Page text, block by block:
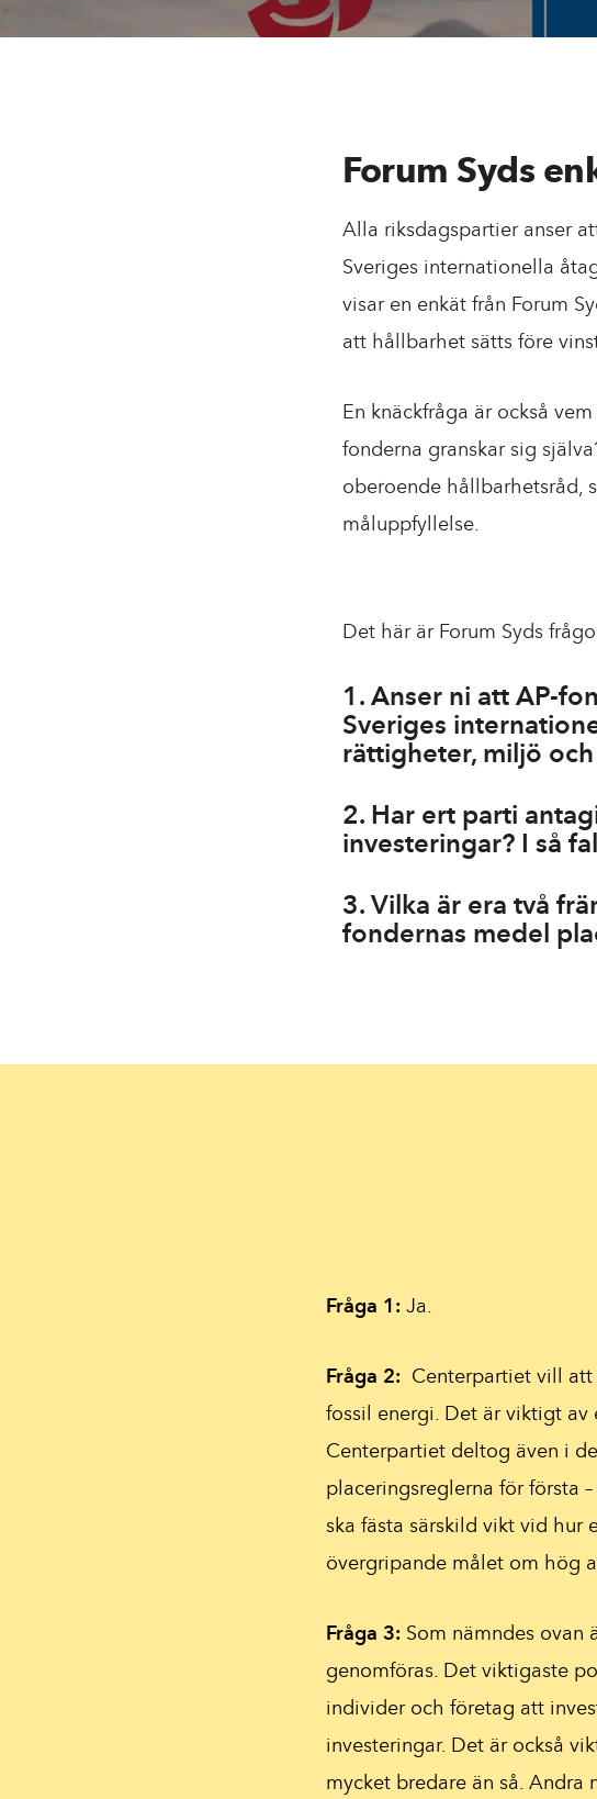
Forum Syds
Alla riksdagspartier anser
Sveriges internationella
visar en enkät från Forum
att hållbarhet sätts före
En knäckfråga är också
fonderna granskar sig
oberoende hållbarhetsråd,
måluppfyllelse.
Det här är Forum Syds
1. Anser ni att AP-
Sveriges
rättigheter, miljö
2. Har ert parti
investeringar? I så
3. Vilka är era två
fondernas medel
Fråga 1: Ja.
Fråga 2: Centerpartiet vill att
fossil energi. Det är viktigt av
Centerpartiet deltog även i
placeringsreglerna för första
ska fästa särskild vikt vid hur
övergripande målet om hög
Fråga 3: Som nämndes ovan
genomföras. Det viktigaste
individer och företag att
investeringar. Det är också
mycket bredare än så.